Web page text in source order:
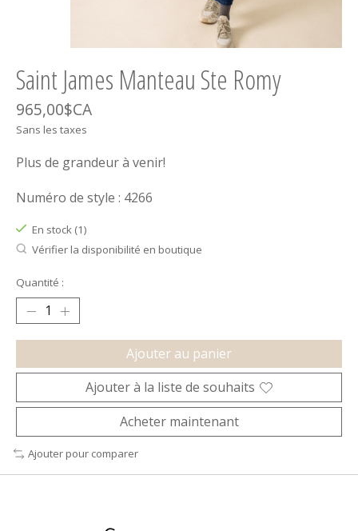
Saint James Manteau Ste Romy
965,00$CA
Sans les taxes
Plus de grandeur à venir!
Numéro de style : 4266
En stock (1)
Vérifier la disponibilité en boutique
Quantité :
Ajouter au panier
Ajouter à la liste de souhaits
Acheter maintenant
Ajouter pour comparer